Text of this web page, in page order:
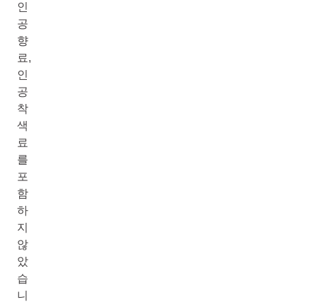
인
공
향
료,
인
공
착
색
료
를
포
함
하
지
않
았
습
니